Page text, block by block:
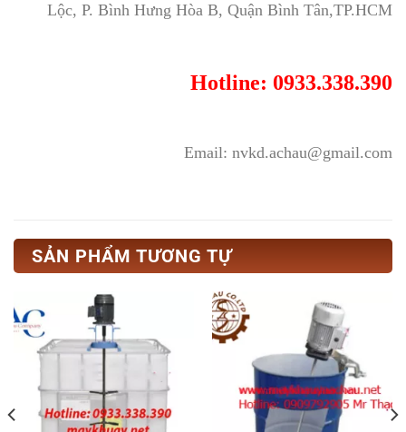
Lộc, P. Bình Hưng Hòa B, Quận Bình Tân,TP.HCM
Hotline: 0933.338.390
Email: nvkd.achau@gmail.com
SẢN PHẨM TƯƠNG TỰ